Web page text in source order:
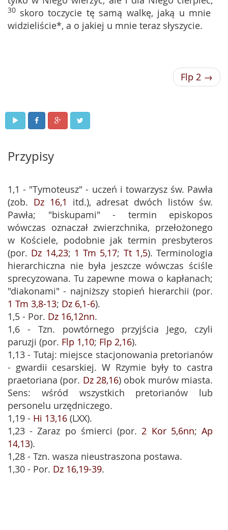
30 skoro toczycie tę samą walkę, jaką u mnie
widzieliście*, a o jakiej u mnie teraz słyszycie.
Flp 2 →
Przypisy
1,1 - "Tymoteusz" - uczeń i towarzysz św. Pawła
(zob. Dz 16,1
itd.), adresat dwóch listów św.
Pawła; "biskupami" - termin episkopos
wówczas oznaczał zwierzchnika, przełożonego
w Kościele, podobnie jak termin presbyteros
(por. Dz 14,23; 1 Tm 5,17; Tt 1,5). Terminologia
hierarchiczna nie była jeszcze wówczas ściśle
sprecyzowana. Tu zapewne mowa o kapłanach;
"diakonami" - najniższy stopień hierarchii (por.
1 Tm 3,8-13; Dz 6,1-6).
1,5 - Por. Dz 16,12nn.
1,6 - Tzn. powtórnego przyjścia Jego, czyli
paruzji (por. Flp 1,10; Flp 2,16).
1,13 - Tutaj: miejsce stacjonowania pretorianów
- gwardii cesarskiej. W Rzymie były to castra
praetoriana (por. Dz 28,16) obok murów miasta.
Sens: wśród wszystkich pretorianów lub
personelu urzędniczego.
1,19 - Hi 13,16 (LXX).
1,23 - Zaraz po śmierci (por.2 Kor 5,6nn;Ap
14,13).
1,28 - Tzn. wasza nieustraszona postawa.
1,30 - Por. Dz 16,19-39.